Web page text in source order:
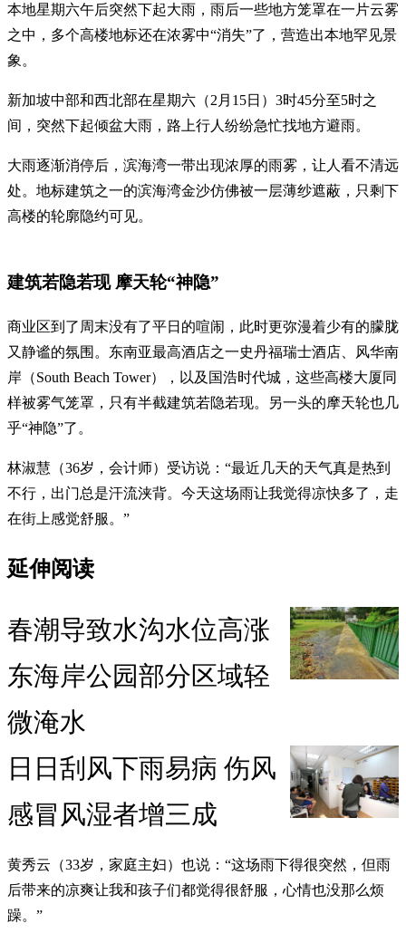
本地星期六午后突然下起大雨，雨后一些地方笼罩在一片云雾
之中，多个高楼地标还在浓雾中“消失”了，营造出本地罕见景
象。
新加坡中部和西北部在星期六（2月15日）3时45分至5时之
间，突然下起倾盆大雨，路上行人纷纷急忙找地方避雨。
大雨逐渐消停后，滨海湾一带出现浓厚的雨雾，让人看不清远
处。地标建筑之一的滨海湾金沙仿佛被一层薄纱遮蔽，只剩下
高楼的轮廓隐约可见。
建筑若隐若现 摩天轮“神隐”
商业区到了周末没有了平日的喧闹，此时更弥漫着少有的朦胧
又静谧的氛围。东南亚最高酒店之一史丹福瑞士酒店、风华南
岸（South Beach Tower），以及国浩时代城，这些高楼大厦同
样被雾气笼罩，只有半截建筑若隐若现。另一头的摩天轮也几
乎“神隐”了。
林淑慧（36岁，会计师）受访说：“最近几天的天气真是热到
不行，出门总是汗流浃背。今天这场雨让我觉得凉快多了，走
在街上感觉舒服。”
延伸阅读
春潮导致水沟水位高涨
东海岸公园部分区域轻
微淹水
日日刮风下雨易病 伤风
感冒风湿者增三成
黄秀云（33岁，家庭主妇）也说：“这场雨下得很突然，但雨
后带来的凉爽让我和孩子们都觉得很舒服，心情也没那么烦
躁。”